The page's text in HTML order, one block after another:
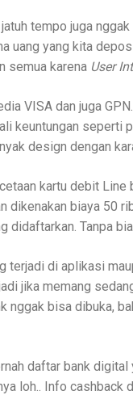
tempo juga
uang yang kita
semua karena User
VISA dan juga
keuntungan seperti
design dengan
kartu debit
dikenakan biaya 50
didaftarkan. Tanpa
terjadi di aplikasi
jika memang
nggak bisa dibuka,
daftar bank
loh.. Info cashback